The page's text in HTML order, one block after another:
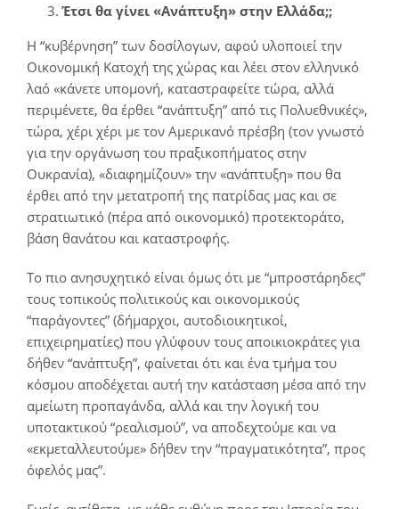
Έτσι θα γίνει «Ανάπτυξη» στην Ελλάδα;;
Η “κυβέρνηση” των δοσίλογων, αφού υλοποιεί την
Οικονομική Κατοχή της χώρας και λέει στον ελληνικό
λαό «κάνετε υπομονή, καταστραφείτε τώρα, αλλά
περιμένετε, θα έρθει “ανάπτυξη” από τις Πολυεθνικές»,
τώρα, χέρι χέρι με τον Αμερικανό πρέσβη (τον γνωστό
για την οργάνωση του πραξικοπήματος στην
Ουκρανία), «διαφημίζουν» την «ανάπτυξη» που θα
έρθει από την μετατροπή της πατρίδας μας και σε
στρατιωτικό (πέρα από οικονομικό) προτεκτοράτο,
βάση θανάτου και καταστροφής.
Το πιο ανησυχητικό είναι όμως ότι με “μπροστάρηδες”
τους τοπικούς πολιτικούς και οικονομικούς
“παράγοντες” (δήμαρχοι, αυτοδιοικητικοί,
επιχειρηματίες) που γλύφουν τους αποικιοκράτες για
δήθεν “ανάπτυξη”, φαίνεται ότι και ένα τμήμα του
κόσμου αποδέχεται αυτή την κατάσταση μέσα από την
αμείωτη προπαγάνδα, αλλά και την λογική του
υποτακτικού “ρεαλισμού”, να αποδεχτούμε και να
«εκμεταλλευτούμε» δήθεν την “πραγματικότητα”, προς
όφελός μας”.